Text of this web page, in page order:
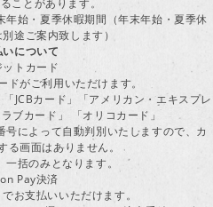
ことがあります。
始・夏季休暇期間（年末年始・夏季休
途ご案内致します）
いについて
ットカード
ドがご利用いただけます。
JCBカード」「アメリカン・エキスプレ
ブカード」 「オリコカード」
によって自動判別いたしますので、カ
る画面はありません。
括のみとなります。
Pay決済
お支払いいただけます。